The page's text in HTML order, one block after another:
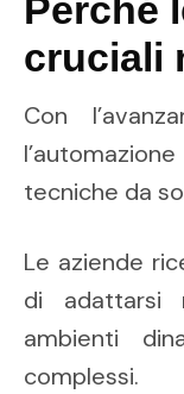
Perché
cruciali
Con
tecniche da
Le aziende
di adattarsi
ambienti
complessi.